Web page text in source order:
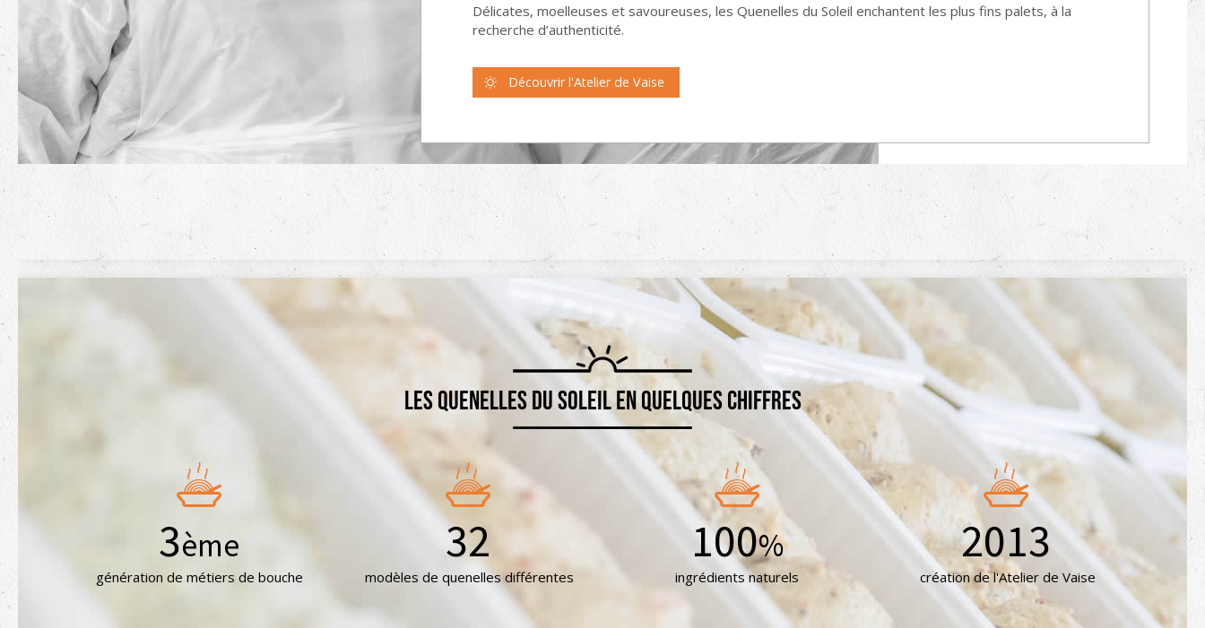
Délicates, moelleuses et savoureuses, les Quenelles du Soleil enchantent les plus fins palets, à la
recherche d’authenticité.
Découvrir l'Atelier de Vaise
Les quenelles du Soleil en quelques chiffres
3ème
génération de métiers de bouche
32
modèles de quenelles différentes
100%
ingrédients naturels
2013
création de l'Atelier de Vaise